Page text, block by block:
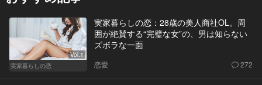
Vol.1
実家暮らしの恋
実家暮らしの恋：28歳の美人商社OL。周
囲が絶賛する“完璧な女”の、男は知らない
ズボラな一面
恋愛 272